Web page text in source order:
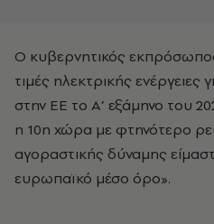
Ο κυβερνητικός
τιμές ηλεκτρικής ενέργειες
στην ΕΕ το Α’ εξάμηνο του
η 10η χώρα με φτηνότερο
αγοραστικής δύναμης
ευρωπαϊκό μέσο όρο».